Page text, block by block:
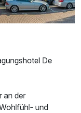
De
an der
und